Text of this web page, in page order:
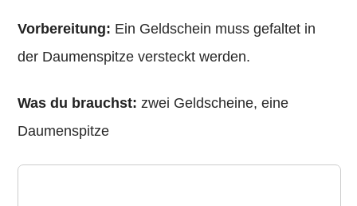
Vorbereitung: Ein Geldschein muss gefaltet in
der Daumenspitze versteckt werden.
Was du brauchst: zwei Geldscheine, eine
Daumenspitze